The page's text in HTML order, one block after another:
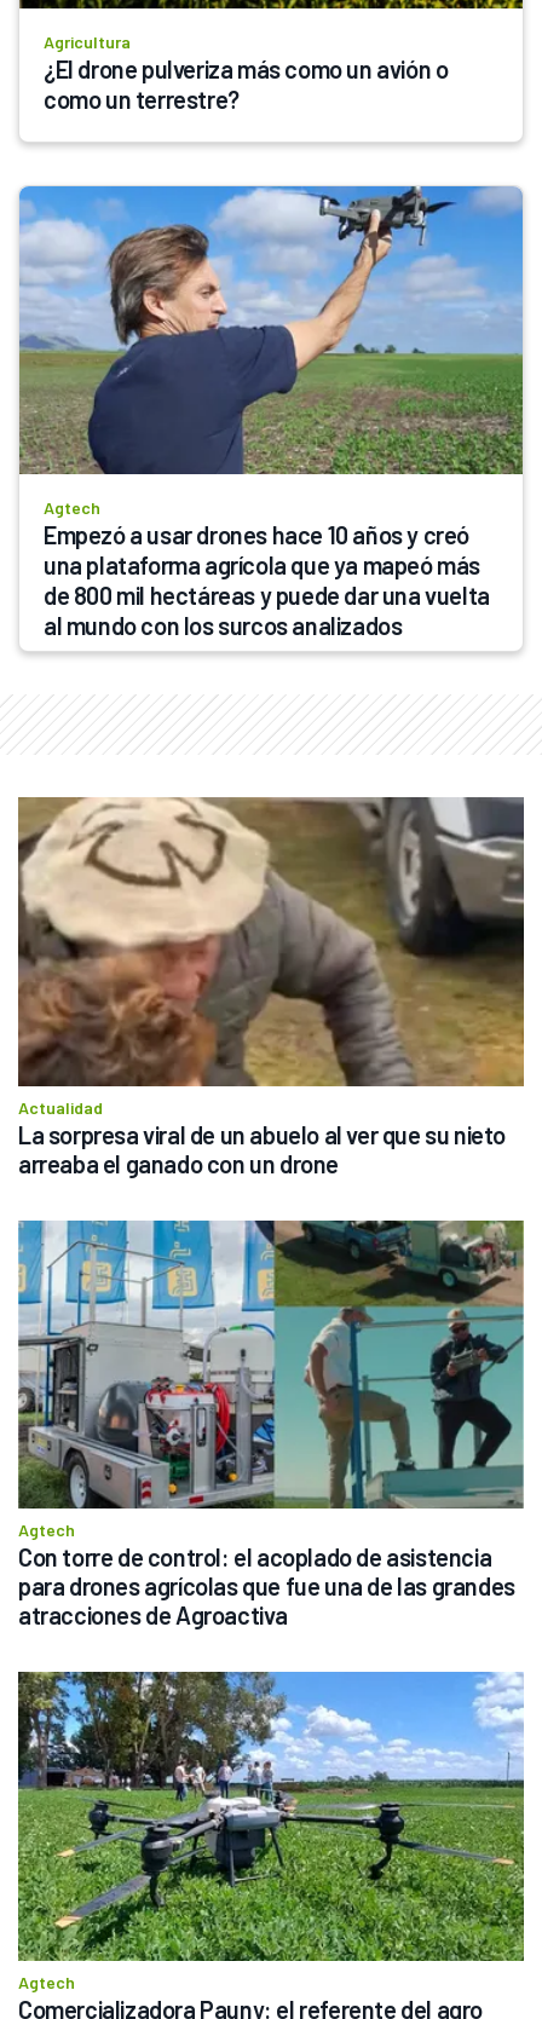
Agricultura
¿El drone pulveriza más como un avión o
como un terrestre?
Agtech
Empezó a usar drones hace 10 años y creó
una plataforma agrícola que ya mapeó más
de 800 mil hectáreas y puede dar una vuelta
al mundo con los surcos analizados
Actualidad
La sorpresa viral de un abuelo al ver que su nieto
arreaba el ganado con un drone
Agtech
Con torre de control: el acoplado de asistencia
para drones agrícolas que fue una de las grandes
atracciones de Agroactiva
Agtech
Comercializadora Pauny: el referente del agro